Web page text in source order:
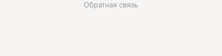
Обратная связь